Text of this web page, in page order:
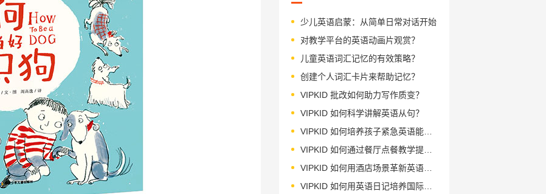
少儿英语启蒙：从简单日常对话开始
对教学平台的英语动画片观赏？
儿童英语词汇记忆的有效策略？
创建个人词汇卡片来帮助记忆？
VIPKID 批改如何助力写作质变？
VIPKID 如何科学讲解英语从句？
VIPKID 如何培养孩子紧急英语能力？
VIPKID 如何通过餐厅点餐教学提升少儿英语应用能力？
VIPKID 如何用酒店场景革新英语教学？
VIPKID 如何用英语日记培养国际化人才？